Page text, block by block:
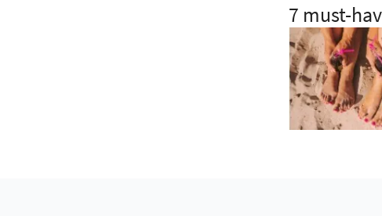
7 must-